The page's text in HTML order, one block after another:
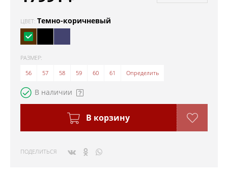
ЦВЕТ: Темно-коричневый
РАЗМЕР:
56
57 58 59 60 61 Определить
В наличии
В корзину
ПОДЕЛИТЬСЯ